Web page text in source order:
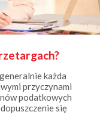
każda
przyczynami
podatkowych
się